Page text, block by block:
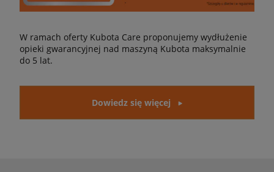
W ramach oferty Kubota Care proponujemy wydłużenie
opieki gwarancyjnej nad maszyną Kubota maksymalnie
do 5 lat.
Dowiedz się więcej